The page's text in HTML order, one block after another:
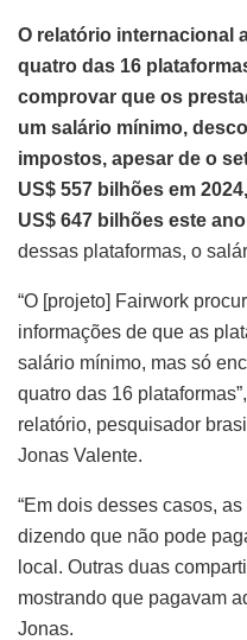
O relatório internacional
quatro das 16
comprovar que os
um salário mínimo,
impostos, apesar de o
US$ 557 bilhões em
US$ 647 bilhões este
dessas plataformas, o
“O [projeto] Fairwork
informações de que as
salário mínimo, mas só
quatro das 16
relatório, pesquisador
Jonas Valente.
“Em dois desses casos,
dizendo que não pode
local. Outras duas
mostrando que pagavam
Jonas.